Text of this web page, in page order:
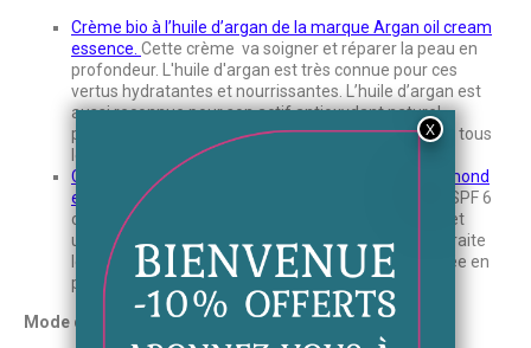
Crème bio à l’huile d’argan de la marque Argan oil cream
essence. Cette crème va soigner et réparer la peau en
profondeur. L'huile d'argan est très connue pour ces
vertus hydratantes et nourrissantes. L’huile d’argan est
aussi reconnue pour son actif antioxydant naturel
puissant. C’est un excellent soin quotidien adapté à tous
les types de peaux.
Crème bio aux éclats de diamant de la marque Diamond
essence.Cette crème antioxydante possedant un SPF 6
convient à toutes les peaux. Elle redéfinit les pores et
unifie le teint. Elle prévient l’apparition des rides et traite
les imperfections. La peau est hydratée et régénérée en
profondeur.
Mode d'Application de la Crème Légère